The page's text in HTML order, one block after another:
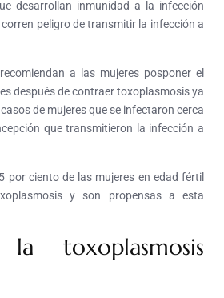
desarrollan inmunidad a la infección
peligro de transmitir la infección a
a las mujeres posponer el
después de contraer toxoplasmosis ya
de mujeres que se infectaron cerca
que transmitieron la infección a
por ciento de las mujeres en edad fértil
y son propensas a esta
toxoplasmosis